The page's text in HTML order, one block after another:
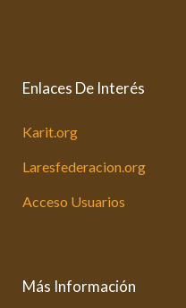
Enlaces De Interés
Karit.org
Laresfederacion.org
Acceso Usuarios
Más Información